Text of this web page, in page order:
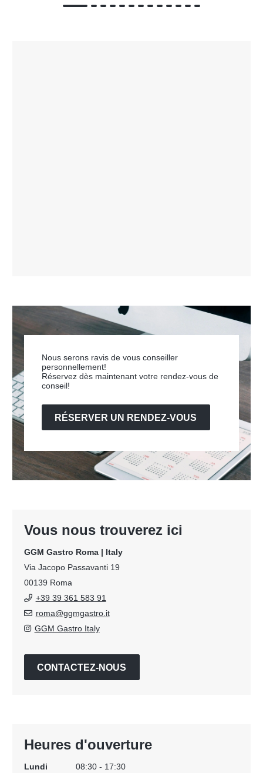
Nous serons ravis de vous conseiller
personnellement!
Réservez dès maintenant votre rendez-vous de
conseil!
RÉSERVER UN RENDEZ-VOUS
Vous nous trouverez ici
GGM Gastro Roma | Italy
Via Jacopo Passavanti 19
00139 Roma
+39 39 361 583 91
roma@ggmgastro.it
GGM Gastro Italy
CONTACTEZ-NOUS
Heures d'ouverture
Lundi 08:30 - 17:30